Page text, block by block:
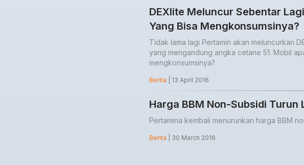
DEXlite Meluncur Sebentar
Yang Bisa Mengkonsumsinya?
Tidak lama lagi Pertamin akan meluncurkan
yang mengandung angka cetane 51. Mobil
mengkonsumsinya?
Berita | 13 April 2016
Harga BBM Non-Subsidi Turun
Pertamina kembali menurunkan harga BBM
Berita | 30 March 2016